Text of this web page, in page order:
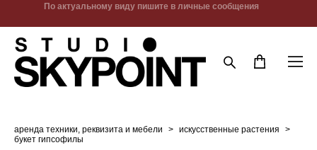
По актуальному виду пишите в личные сообщения
аренда техники, реквизита и мебели > искусственные растения
>
букет гипсофилы